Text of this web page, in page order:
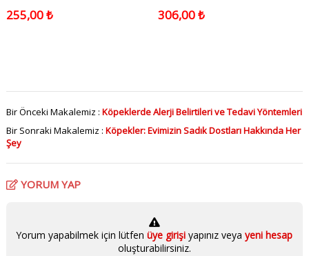
255,00 ₺
300ml
306,00 ₺
Bir Önceki Makalemiz : Köpeklerde Alerji Belirtileri ve Tedavi Yöntemleri
Bir Sonraki Makalemiz : Köpekler: Evimizin Sadık Dostları Hakkında Her
Şey
YORUM YAP
Yorum yapabilmek için lütfenüye girişiyapınız veya yeni hesap
oluşturabilirsiniz.